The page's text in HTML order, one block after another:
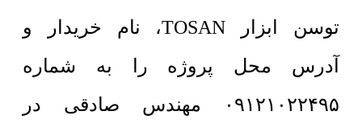
توسن ابزار TOSAN، نام خریدار و
آدرس محل پروژه را به شماره
۰۹۱۲۱۰۲۲۴۹۵ مهندس صادقی در